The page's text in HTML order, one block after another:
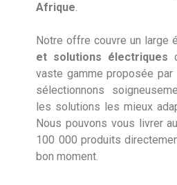
Afrique.
Notre offre couvre un large
et solutions électriques
vaste gamme proposée
sélectionnons
les solutions les mieux
Nous pouvons vous livrer au
100 000 produits
bon moment.